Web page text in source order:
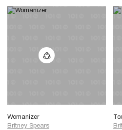
Womanizer
Britney Spears